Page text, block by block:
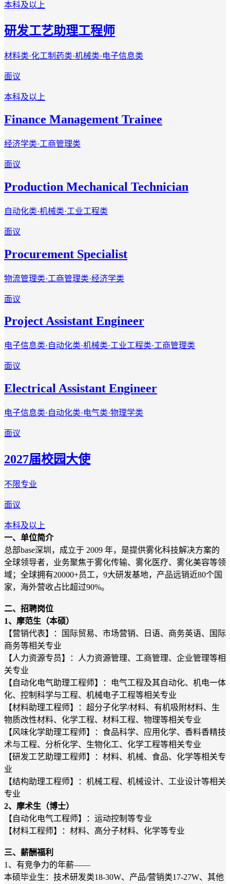
本科及以上
研发工艺助理工程师
材料类·化工制药类·机械类·电子信息类
面议
本科及以上
Finance Management Trainee
经济学类·工商管理类
面议
Production Mechanical Technician
自动化类·机械类·工业工程类
面议
Procurement Specialist
物流管理类·工商管理类·经济学类
面议
Project Assistant Engineer
电子信息类·自动化类·机械类·工业工程类·工商管理类
面议
Electrical Assistant Engineer
电子信息类·自动化类·电气类·物理学类
面议
2027届校园大使
不限专业
面议
本科及以上
一、单位简介
总部base深圳，成立于 2009 年，是提供雾化科技解决方案的
全球领导者，业务聚焦于雾化传输、雾化医疗、雾化美容等领
域；全球拥有20000+员工，9大研发基地，产品远销近80个国
家，海外营收占比超过90%。
二、招聘岗位
1、摩范生（本硕）
【营销代表】：国际贸易、市场营销、日语、商务英语、国际
商务等相关专业
【人力资源专员】：人力资源管理、工商管理、企业管理等相
关专业
【自动化电气助理工程师】：电气工程及其自动化、机电一体
化、控制科学与工程、机械电子工程等相关专业
【材料助理工程师】：超分子化学/材料、有机吸附材料、生
物质改性材料、化学工程、材料工程、物理等相关专业
【风味化学助理工程师】：食品科学、应用化学、香料香精技
术与工程、分析化学、生物化工、化学工程等相关专业
【研发工艺助理工程师】：材料、机械、食品、化学等相关专
业
【结构助理工程师】：机械工程、机械设计、工业设计等相关
专业
2、摩术生（博士）
【自动化电气工程师】：运动控制等专业
【材料工程师】：材料、高分子材料、化学等专业
三、薪酬福利
1、有竞争力的年薪——
本硕毕业生：技术研发类18-30W、产品/营销类17-27W、其他